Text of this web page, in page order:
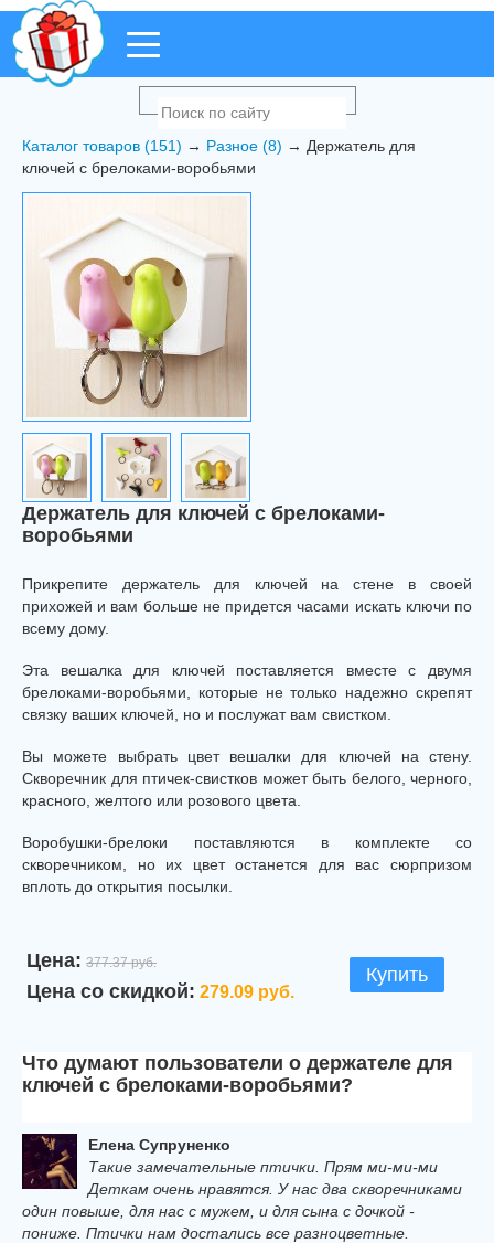
Каталог товаров (151) → Разное (8) → Держатель для
ключей с брелоками-воробьями
Держатель для ключей с брелоками-
воробьями
Прикрепите держатель для ключей на стене в своей
прихожей и вам больше не придется часами искать ключи по
всему дому.
Эта вешалка для ключей поставляется вместе с двумя
брелоками-воробьями, которые не только надежно скрепят
связку ваших ключей, но и послужат вам свистком.
Вы можете выбрать цвет вешалки для ключей на стену.
Скворечник для птичек-свистков может быть белого, черного,
красного, желтого или розового цвета.
Воробушки-брелоки поставляются в комплекте со
скворечником, но их цвет останется для вас сюрпризом
вплоть до открытия посылки.
Цена: 377.37 руб.
Цена со скидкой: 279.09 руб.
Купить
Что думают пользователи о держателе для
ключей с брелоками-воробьями?
Елена Супруненко
Такие замечательные птички. Прям ми-ми-ми
Деткам очень нравятся. У нас два скворечниками
один повыше, для нас с мужем, и для сына с дочкой -
пониже. Птички нам достались все разноцветные.